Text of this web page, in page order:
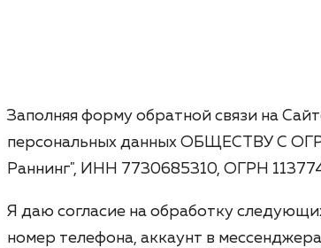
Заполняя форму обратной связи на
персональных данных ОБЩЕСТВУ С
Раннинг", ИНН 7730685310, ОГРН
Я даю согласие на обработку
номер телефона, аккаунт в